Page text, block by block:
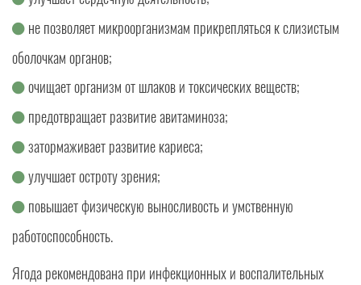
не позволяет микроорганизмам прикрепляться к слизистым
оболочкам органов;
очищает организм от шлаков и токсических веществ;
предотвращает развитие авитаминоза;
затормаживает развитие кариеса;
улучшает остроту зрения;
повышает физическую выносливость и умственную
работоспособность.
Ягода рекомендована при инфекционных и воспалительных